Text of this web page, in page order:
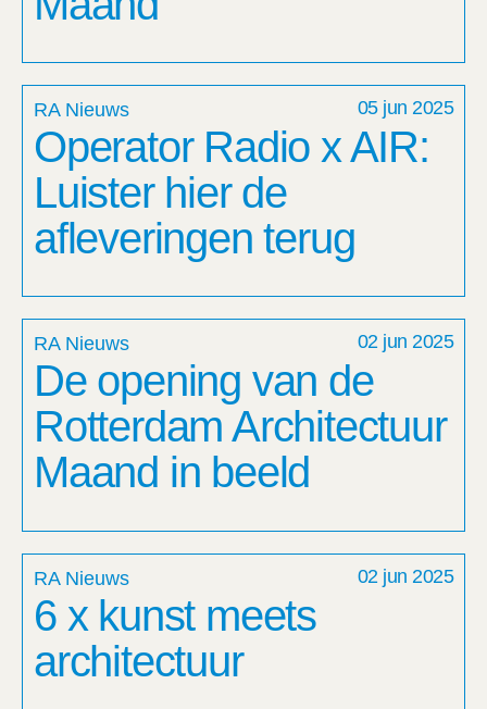
RA Nieuws 05 jun 2025
Operator Radio x AIR:
Luister hier de
afleveringen terug
RA Nieuws 02 jun 2025
De opening van de
Rotterdam Architectuur
Maand in beeld
RA Nieuws 02 jun 2025
6 x kunst meets
architectuur